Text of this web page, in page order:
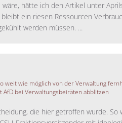
hätte ich den Artikel unter
ein riesen Ressourcen
werden müssen. ...
weit wie möglich von der Verwaltung
AfD bei Verwaltungsbeiräten abblitzen
die hier getroffen wurde. So